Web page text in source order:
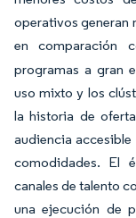
operativos generan
en comparación
programas a gran
uso mixto y los
la historia de
audiencia
comodidades. El
canales de talento
una ejecución de